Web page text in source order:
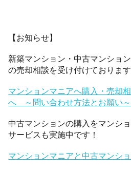
【お知らせ】
新築マンション・中古マンショ
の売却相談を受け付けております
マンションマニアへ購入・売却
へ ～問い合わせ方法とお願い～
中古マンションの購入をマンシ
サービスも実施中です！
マンションマニアと中古マンシ